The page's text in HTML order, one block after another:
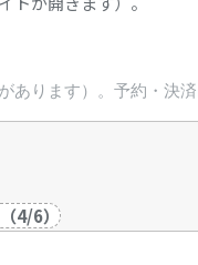
あります）。予約・決
（4/6）